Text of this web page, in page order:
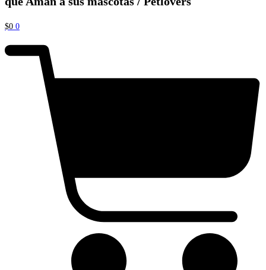
$0 0